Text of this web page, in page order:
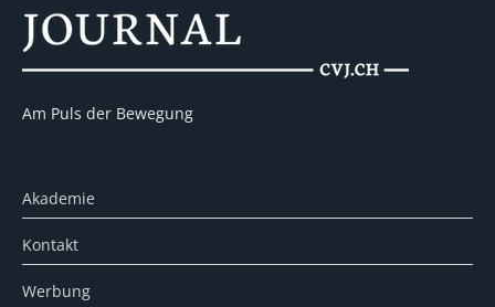
Am Puls der Bewegung
Akademie
Kontakt
Werbung